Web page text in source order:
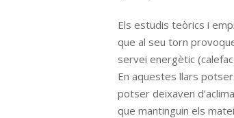
Els estudis teòrics i
que al seu torn
servei energètic
En aquestes llars
potser deixaven
que mantinguin els